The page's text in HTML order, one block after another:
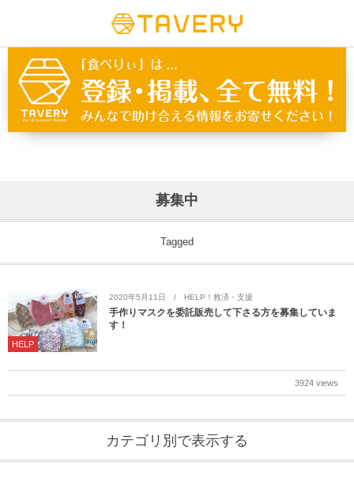
募集中
Tagged
HELP
2020年5月11日 HELP！救済・支援
手作りマスクを委託販売して下さる方を募集していま
す！
3924 views
カテゴリ別で表示する